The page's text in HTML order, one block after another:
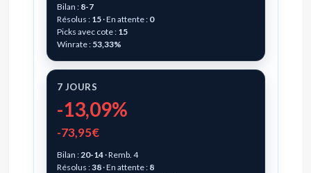
Bilan : 8-7
Résolus : 15· En attente : 0
Picks avec cote : 15
Winrate : 53,33%
7 JOURS
-13,09%
-73,95€
Bilan : 20-14· Remb. 4
Résolus :38· En attente : 8